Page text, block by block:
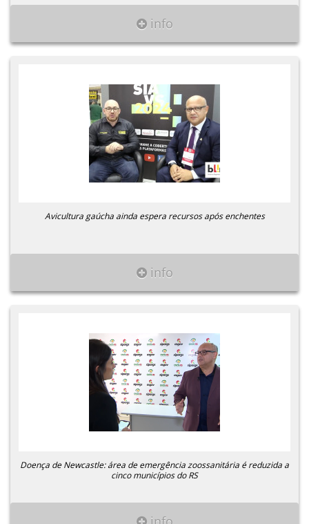
info
Avicultura gaúcha ainda espera recursos após enchentes
info
Doença de Newcastle: área de emergência zoossanitária é reduzida a
cinco municípios do RS